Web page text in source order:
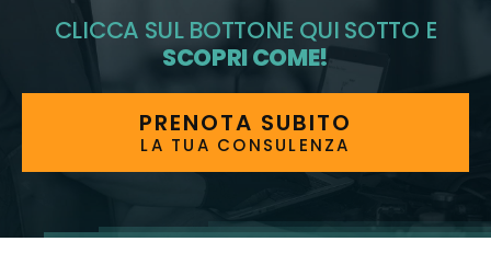
CLICCA SUL BOTTONE QUI SOTTO E
SCOPRI COME!
PRENOTA SUBITO
LA TUA CONSULENZA